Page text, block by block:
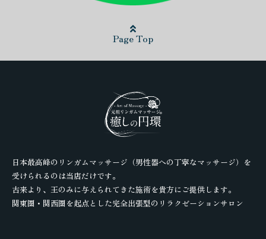
Page Top
日本最高峰のリンガムマッサージ（男性器への丁寧なマッサージ）を
受けられるのは当店だけです。
古来より、王のみに与えられてきた施術を貴方にご提供します。
関東圏・関西圏を起点とした完全出張型のリラクゼーションサロン